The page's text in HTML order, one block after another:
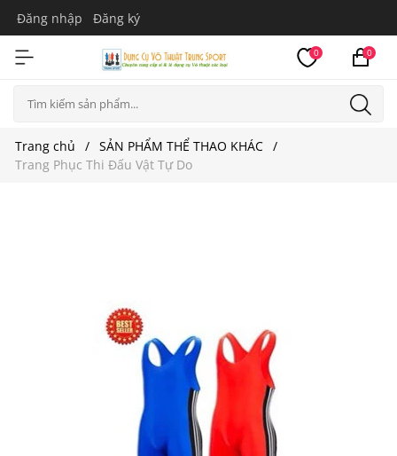
Đăng nhập Đăng ký
0 0
Trang chủ
SẢN PHẨM THỂ THAO KHÁC
Trang Phục Thi Đấu Vật Tự Do